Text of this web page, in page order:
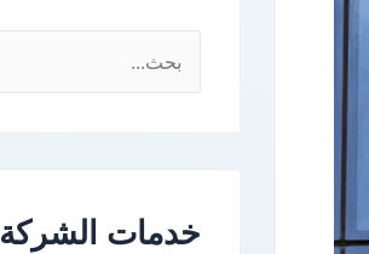
ل
ع
خدمات الشركة